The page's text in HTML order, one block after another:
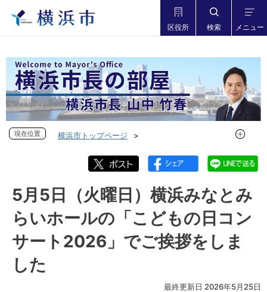
区役所 検索 メニュー
現在位置
横浜市トップページ
フォトダイアリー 2026年度
フォトダイアリー 2026年5月
5月5日（火曜日）横浜みなとみらいホールの「こどもの日コ
ンサート2026」でご挨拶をしました
現在位
5月5日（火曜日）横浜みなとみ
らいホールの「こどもの日コン
サート2026」でご挨拶をしま
した
最終更新日 2026年5月25日